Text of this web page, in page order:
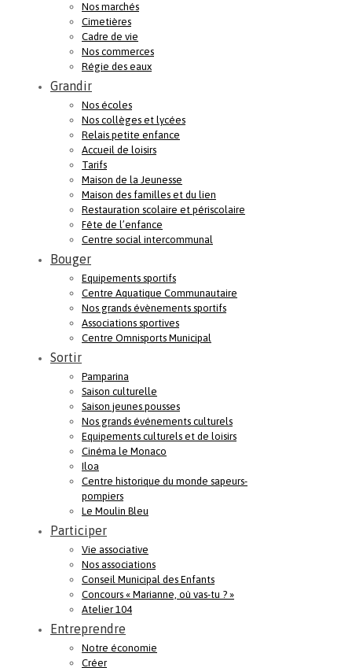
Nos marchés
Cimetières
Cadre de vie
Nos commerces
Régie des eaux
Grandir
Nos écoles
Nos collèges et lycées
Relais petite enfance
Accueil de loisirs
Tarifs
Maison de la Jeunesse
Maison des familles et du lien
Restauration scolaire et périscolaire
Fête de l’enfance
Centre social intercommunal
Bouger
Equipements sportifs
Centre Aquatique Communautaire
Nos grands évènements sportifs
Associations sportives
Centre Omnisports Municipal
Sortir
Pamparina
Saison culturelle
Saison jeunes pousses
Nos grands événements culturels
Equipements culturels et de loisirs
Cinéma le Monaco
Iloa
Centre historique du monde sapeurs-
pompiers
Le Moulin Bleu
Participer
Vie associative
Nos associations
Conseil Municipal des Enfants
Concours « Marianne, où vas-tu ? »
Atelier 104
Entreprendre
Notre économie
Créer